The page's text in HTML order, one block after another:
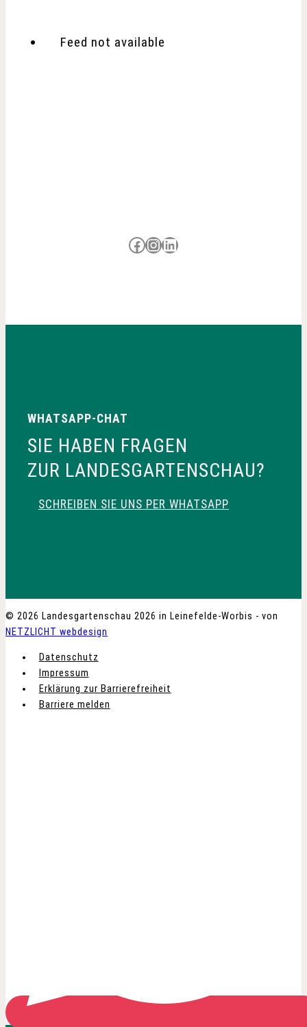
Feed not available
Besuche uns auf Facebook
Besuche uns auf Instagram
LinkedIn
WHATSAPP-CHAT
SIE HABEN FRAGEN
ZUR LANDESGARTENSCHAU?
SCHREIBEN SIE UNS PER WHATSAPP
© 2026 Landesgartenschau 2026 in Leinefelde-Worbis - von
NETZLICHT webdesign
Datenschutz
Impressum
Erklärung zur Barrierefreiheit
Barriere melden